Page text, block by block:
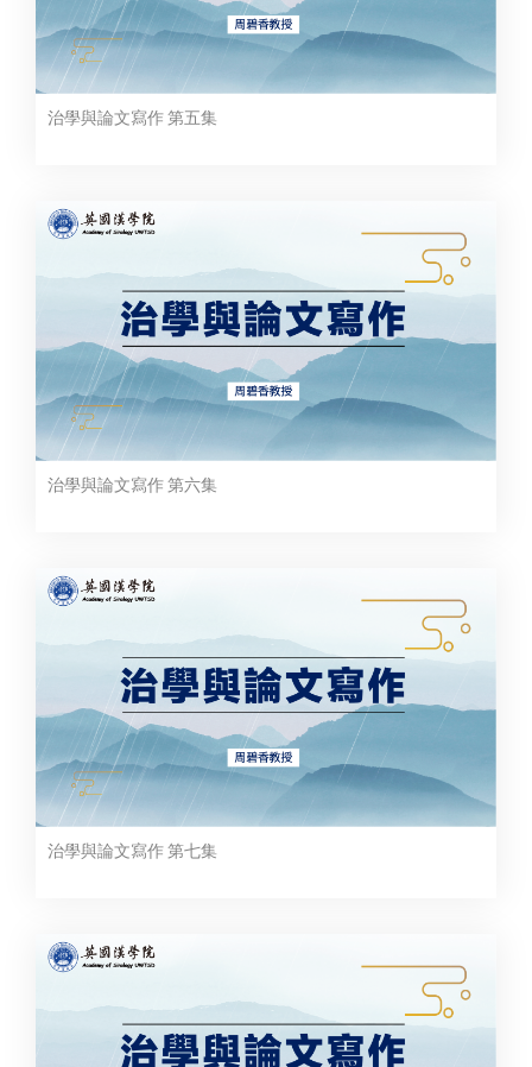
治學與論文寫作 第五集
治學與論文寫作 第六集
治學與論文寫作 第七集